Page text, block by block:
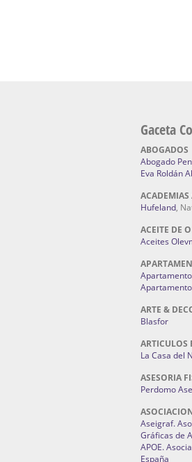
Gaceta
ABOGADOS
Abogado
Eva Roldán
Hufeland,
ACEITE DE
Aceites
ARTE &
Blasfor
ARTICULOS
La Casa del
ASESORIA
Perdomo
Aseigraf.
Gráficas de
APOE.
España